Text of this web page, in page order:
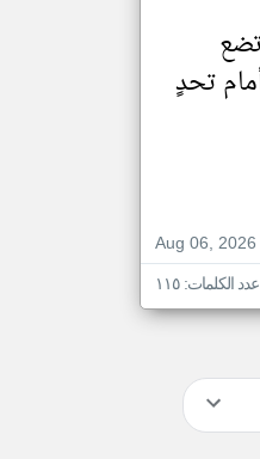
تحدٍ
Aug 06, 2026
عدد الكلمات: ١١٥